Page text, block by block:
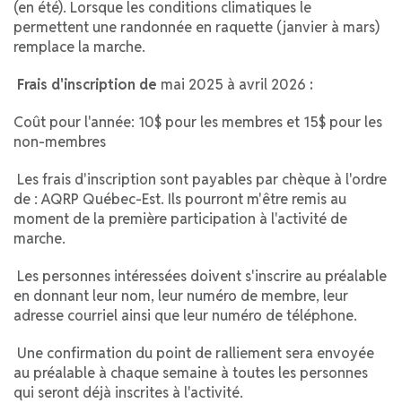
(en été). Lorsque les conditions climatiques le
permettent une randonnée en raquette (janvier à mars)
remplace la marche.
Frais d'inscription de mai 2025 à avril 2026 :
Coût pour l'année: 10$ pour les membres et 15$ pour les
non-membres
Les frais d'inscription sont payables par chèque à l'ordre
de : AQRP Québec-Est. Ils pourront m'être remis au
moment de la première participation à l'activité de
marche.
Les personnes intéressées doivent s'inscrire au préalable
en donnant leur nom, leur numéro de membre, leur
adresse courriel ainsi que leur numéro de téléphone.
Une confirmation du point de ralliement sera envoyée
au préalable à chaque semaine à toutes les personnes
qui seront déjà inscrites à l'activité.